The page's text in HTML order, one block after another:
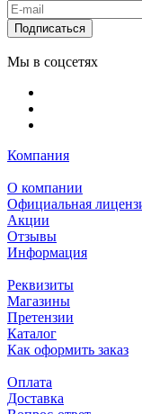
Подписаться
Мы в соцсетях
Компания
О компании
Официальная
Акции
Отзывы
Информация
Реквизиты
Магазины
Претензии
Каталог
Как оформить заказ
Оплата
Доставка